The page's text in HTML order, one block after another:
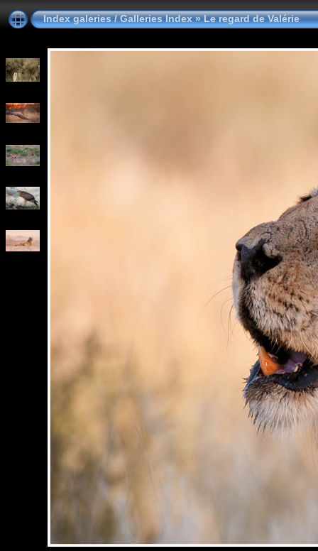
Index galeries / Galleries Index»Le regard de Valérie